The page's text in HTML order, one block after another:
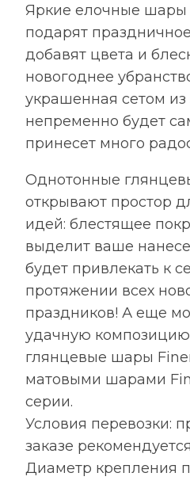
Яркие елочные шары
подарят
добавят цвета и
новогоднее
украшенная сетом из
непременно будет
принесет много
Однотонные
открывают простор
идей: блестящее
выделит ваше
будет привлекать к
протяжении всех
праздников! А еще
удачную
глянцевые шары
матовыми шарами
серии.
Условия перевозки:
заказе
Диаметр крепления